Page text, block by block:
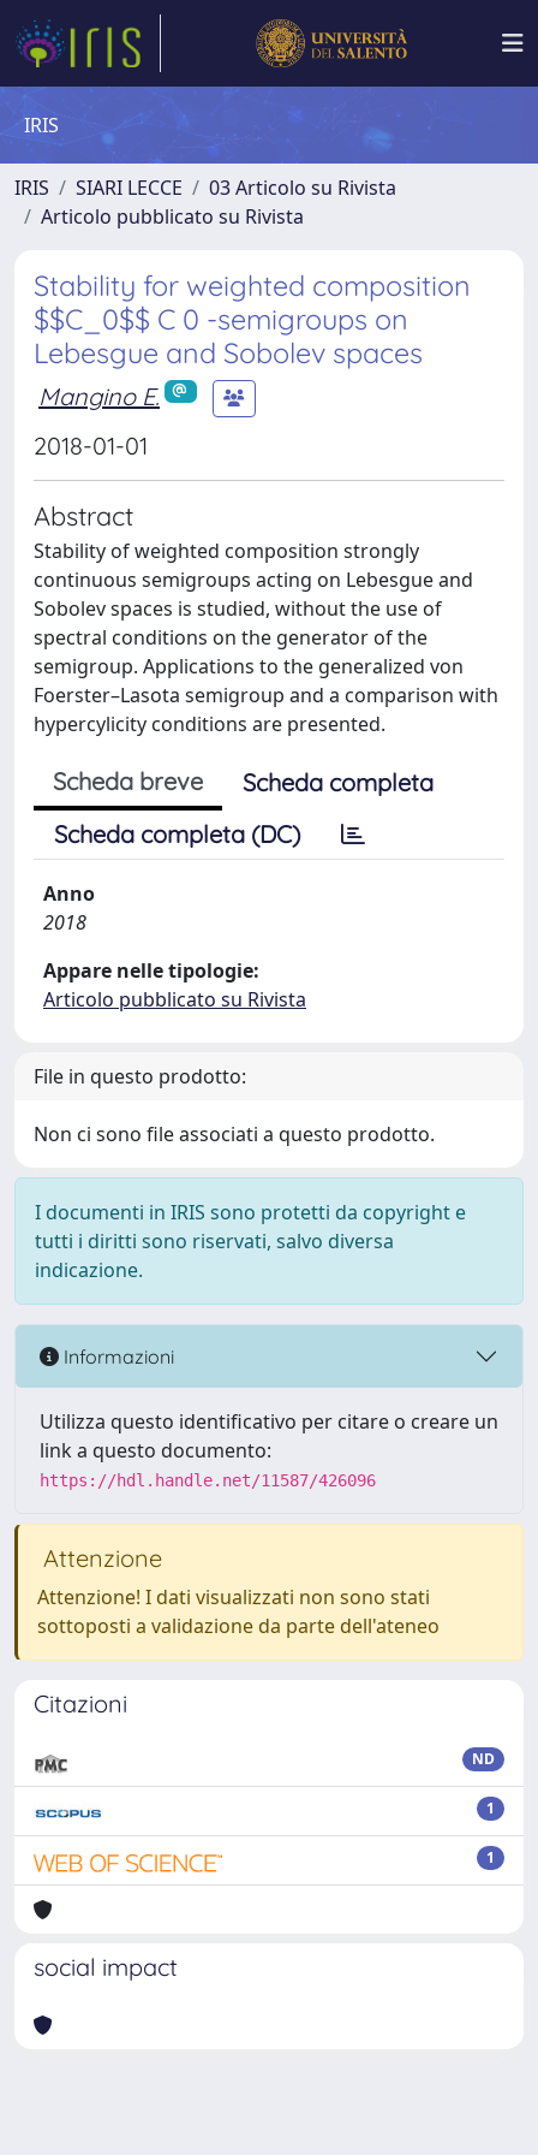
IRIS
IRIS SIARI LECCE
03 Articolo su Rivista
Articolo pubblicato su Rivista
Stability for weighted composition
$$C_0$$ C 0 -semigroups on
Lebesgue and Sobolev spaces
Mangino E.
2018-01-01
Abstract
Stability of weighted composition strongly
continuous semigroups acting on Lebesgue and
Sobolev spaces is studied, without the use of
spectral conditions on the generator of the
semigroup. Applications to the generalized von
Foerster–Lasota semigroup and a comparison with
hypercylicity conditions are presented.
Scheda breve
Scheda completa
Scheda completa (DC)
Anno
2018
Appare nelle tipologie:
Articolo pubblicato su Rivista
File in questo prodotto:
Non ci sono file associati a questo prodotto.
I documenti in IRIS sono protetti da copyright e
tutti i diritti sono riservati, salvo diversa
indicazione.
Informazioni
Utilizza questo identificativo per citare o creare un
link a questo documento:
https://hdl.handle.net/11587/426096
Attenzione
Attenzione! I dati visualizzati non sono stati
sottoposti a validazione da parte dell'ateneo
Citazioni
ND
1
1
social impact